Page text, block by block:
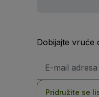
Dobijajte vruće
mail
Pridružite se